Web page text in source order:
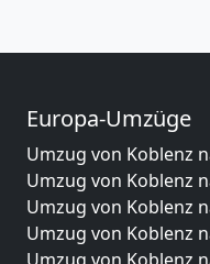
Europa-Umzüge
Umzug von Koblenz
Umzug von Koblenz
Umzug von Koblenz
Umzug von Koblenz
Umzug von Koblenz